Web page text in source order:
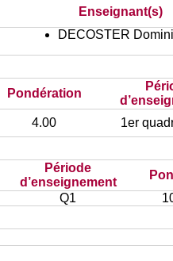
Enseignant(s)
DECOSTER
Pondération
4.00 1er
Période
d’enseignement
Q1